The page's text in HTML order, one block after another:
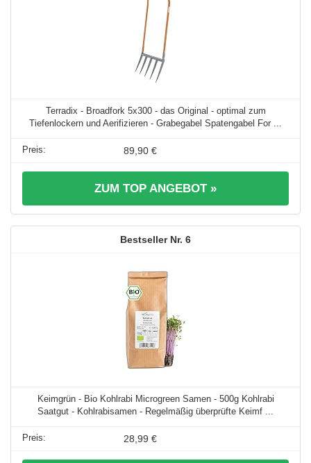
Terradix - Broadfork 5x300 - das Original - optimal zum
Tiefenlockern und Aerifizieren - Grabegabel Spatengabel For ...
89,90 €
ZUM TOP ANGEBOT »
6
Keimgrün - Bio Kohlrabi Microgreen Samen - 500g Kohlrabi
Saatgut - Kohlrabisamen - Regelmäßig überprüfte Keimf ...
28,99 €